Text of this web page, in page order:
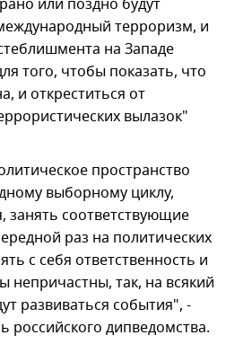
или поздно будут
терроризм, и
на Западе
того, чтобы показать, что
и откреститься от
вылазок"
пространство
выборному циклу,
занять соответствующие
раз на политических
с себя ответственность и
непричастны, так, на всякий
развиваться события", -
российского дипведомства.